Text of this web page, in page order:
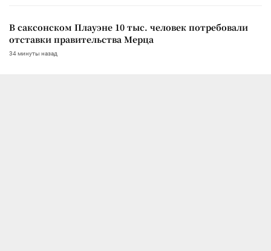
В саксонском Плауэне 10 тыс. человек потребовали
отставки правительства Мерца
34 минуты назад